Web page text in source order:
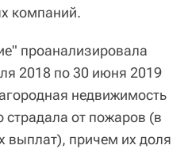
компаний.
проанализировала
2018 по 30 июня 2019
недвижимость
страдала от пожаров (в
выплат), причем их доля